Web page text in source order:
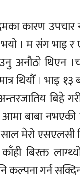
कारण
। म संग भाइ र
अनौठो थिएन
थियौँ । भाइ
बिहे
बाबा नभएकी
मेरो एसएलसी
बिरक्त
गर्न